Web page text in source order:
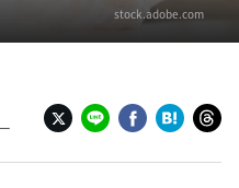
stock.adobe.com